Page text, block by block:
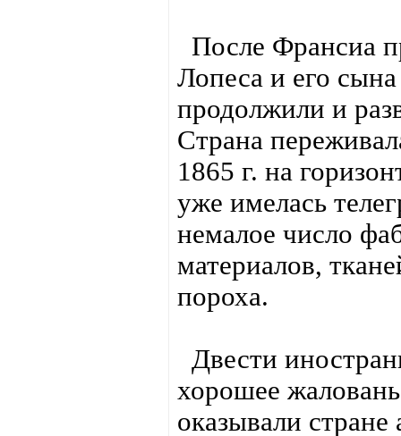
После Франсиа
Лопеса и его
продолжили и
Страна
1865 г. на
уже имелась
немалое число
материалов,
пороха.
Двести
хорошее
оказывали